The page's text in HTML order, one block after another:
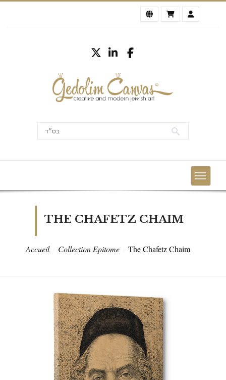
THE CHAFETZ CHAIM
Accueil Collection Epitome The Chafetz Chaim